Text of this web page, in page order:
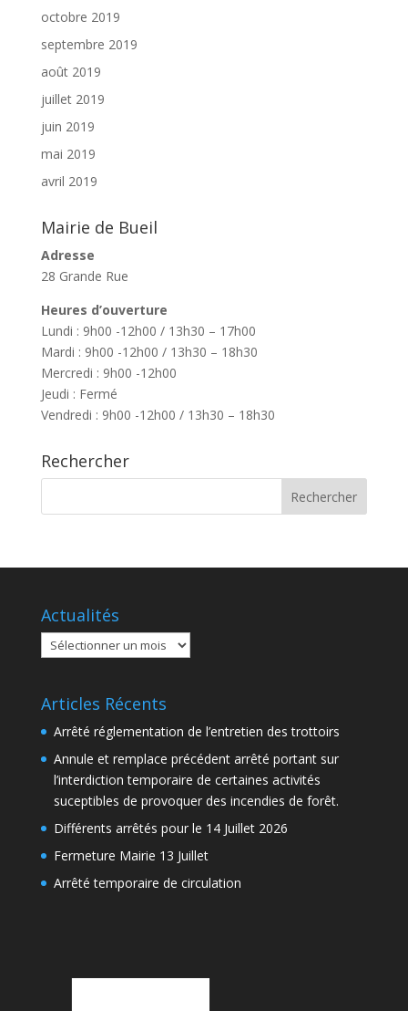
octobre 2019
septembre 2019
août 2019
juillet 2019
juin 2019
mai 2019
avril 2019
Mairie de Bueil
Adresse
28 Grande Rue
Heures d’ouverture
Lundi : 9h00 -12h00 / 13h30 – 17h00
Mardi : 9h00 -12h00 / 13h30 – 18h30
Mercredi : 9h00 -12h00
Jeudi : Fermé
Vendredi : 9h00 -12h00 / 13h30 – 18h30
Rechercher
Actualités
Actualités
Articles Récents
Arrêté réglementation de l’entretien des trottoirs
Annule et remplace précédent arrêté portant sur
l’interdiction temporaire de certaines activités
suceptibles de provoquer des incendies de forêt.
Différents arrêtés pour le 14 Juillet 2026
Fermeture Mairie 13 Juillet
Arrêté temporaire de circulation